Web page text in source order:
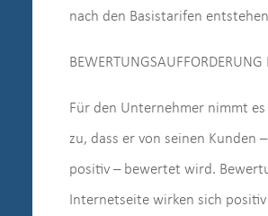
nach den Basistarifen
BEWERTUNGSAUFFORDERUNG
Für den Unternehmer nimmt
zu, dass er von seinen Kunden
positiv – bewertet wird.
Internetseite wirken sich